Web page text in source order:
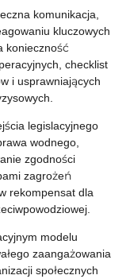
komunikacja,
kluczowych
konieczność
checklist
i usprawniających
legislacyjnego
wodnego,
zgodności
zagrożeń
rekompensat dla
modelu
zaangażowania
społecznych